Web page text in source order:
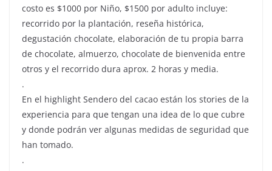
costo es $1000 por Niño, $1500 por adulto incluye:
recorrido por la plantación, reseña histórica,
degustación chocolate, elaboración de tu propia barra
de chocolate, almuerzo, chocolate de bienvenida entre
otros y el recorrido dura aprox. 2 horas y media.
.
En el highlight Sendero del cacao están los stories de la
experiencia para que tengan una idea de lo que cubre
y donde podrán ver algunas medidas de seguridad que
han tomado.
.